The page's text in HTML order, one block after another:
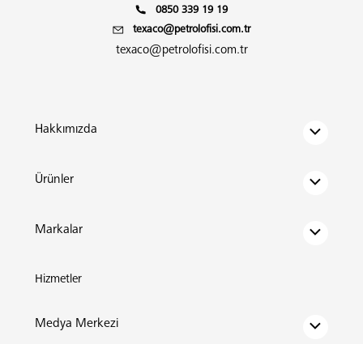
0850 339 19 19
texaco@petrolofisi.com.tr
texaco@petrolofisi.com.tr
Hakkımızda
Ürünler
Markalar
Hizmetler
Medya Merkezi